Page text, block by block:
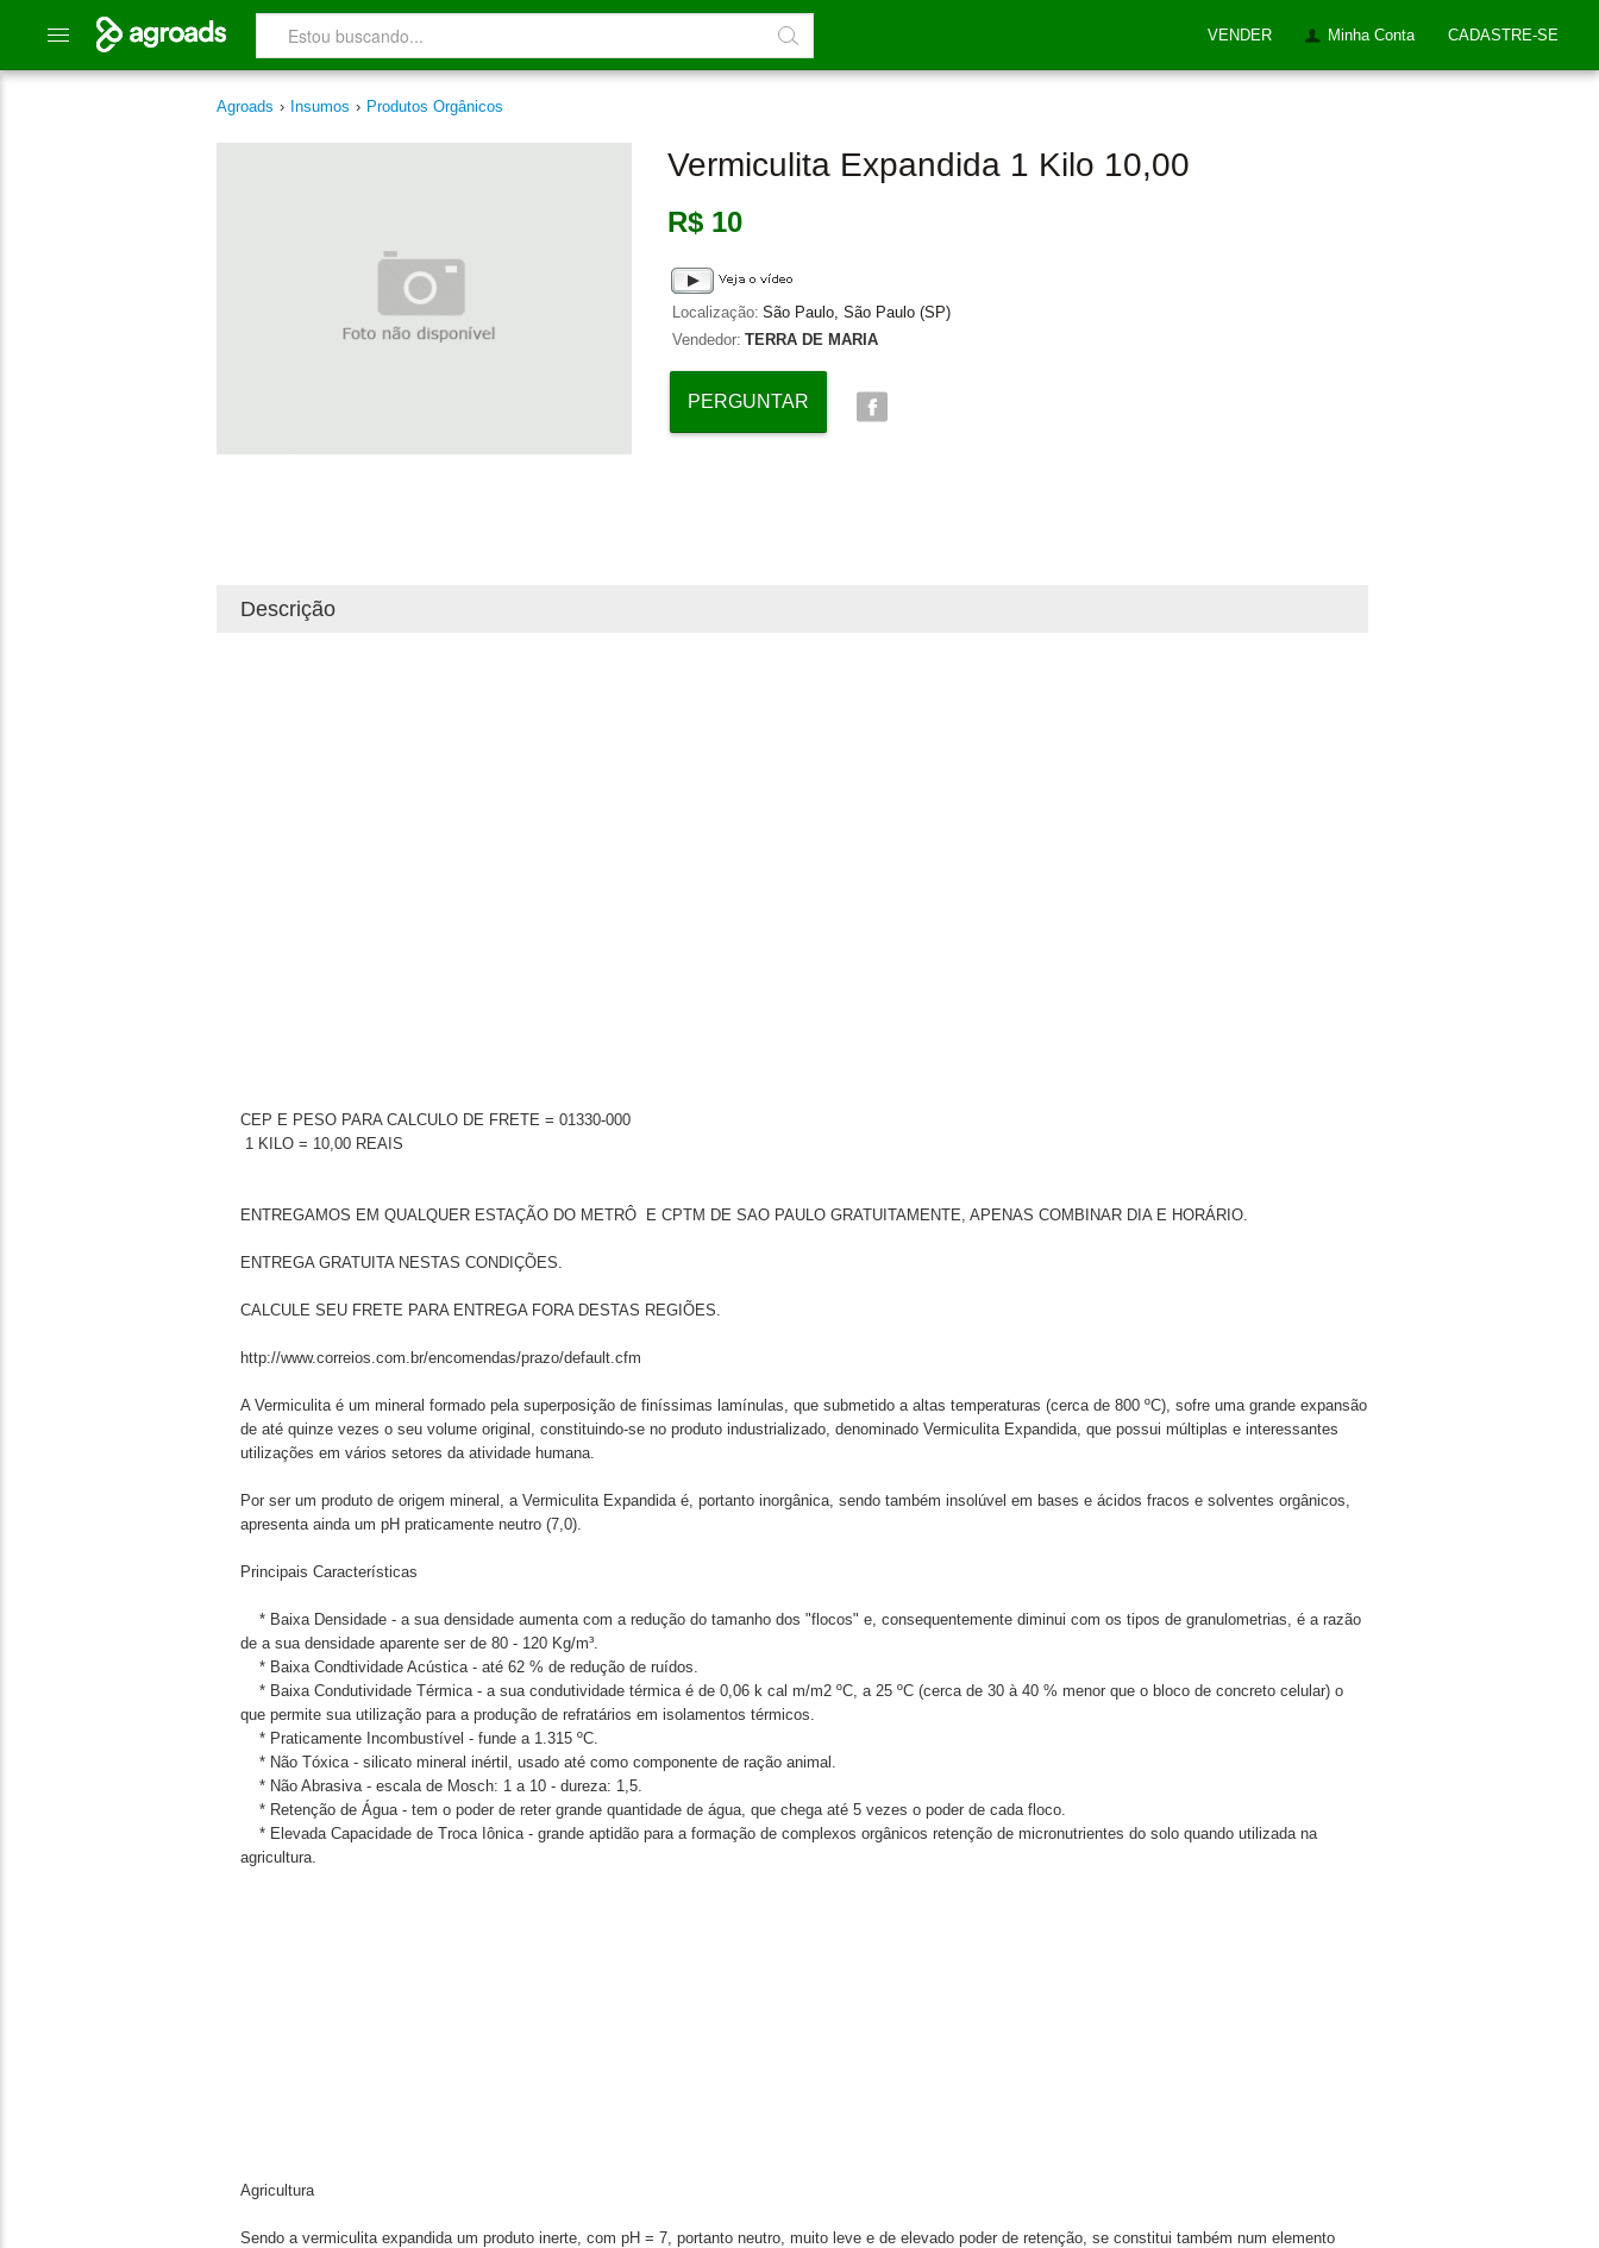
VENDER Minha Conta CADASTRE-SE
Agroads › Insumos › Produtos Orgânicos
Vermiculita Expandida 1 Kilo 10,00
R$ 10
Localização: São Paulo, São Paulo (SP)
Vendedor: TERRA DE MARIA
PERGUNTAR
Descrição
CEP E PESO PARA CALCULO DE FRETE = 01330-000
1 KILO = 10,00 REAIS
ENTREGAMOS EM QUALQUER ESTAÇÃO DO METRÔ E CPTM DE SAO PAULO GRATUITAMENTE, APENAS COMBINAR DIA E HORÁRIO.
ENTREGA GRATUITA NESTAS CONDIÇÕES.
CALCULE SEU FRETE PARA ENTREGA FORA DESTAS REGIÕES.
http://www.correios.com.br/encomendas/prazo/default.cfm
A Vermiculita é um mineral formado pela superposição de finíssimas lamínulas, que submetido a altas temperaturas (cerca de 800 ºC), sofre uma grande expansão
de até quinze vezes o seu volume original, constituindo-se no produto industrializado, denominado Vermiculita Expandida, que possui múltiplas e interessantes
utilizações em vários setores da atividade humana.
Por ser um produto de origem mineral, a Vermiculita Expandida é, portanto inorgânica, sendo também insolúvel em bases e ácidos fracos e solventes orgânicos,
apresenta ainda um pH praticamente neutro (7,0).
Principais Características
* Baixa Densidade - a sua densidade aumenta com a redução do tamanho dos "flocos" e, consequentemente diminui com os tipos de granulometrias, é a razão
de a sua densidade aparente ser de 80 - 120 Kg/m³.
* Baixa Condtividade Acústica - até 62 % de redução de ruídos.
* Baixa Condutividade Térmica - a sua condutividade térmica é de 0,06 k cal m/m2 ºC, a 25 ºC (cerca de 30 à 40 % menor que o bloco de concreto celular) o
que permite sua utilização para a produção de refratários em isolamentos térmicos.
* Praticamente Incombustível - funde a 1.315 ºC.
* Não Tóxica - silicato mineral inértil, usado até como componente de ração animal.
* Não Abrasiva - escala de Mosch: 1 a 10 - dureza: 1,5.
* Retenção de Água - tem o poder de reter grande quantidade de água, que chega até 5 vezes o poder de cada floco.
* Elevada Capacidade de Troca Iônica - grande aptidão para a formação de complexos orgânicos retenção de micronutrientes do solo quando utilizada na
agricultura.
Agricultura
Sendo a vermiculita expandida um produto inerte, com pH = 7, portanto neutro, muito leve e de elevado poder de retenção, se constitui também num elemento